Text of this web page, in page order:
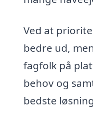
Ved at
bedre ud,
fagfolk på
behov og
bedste